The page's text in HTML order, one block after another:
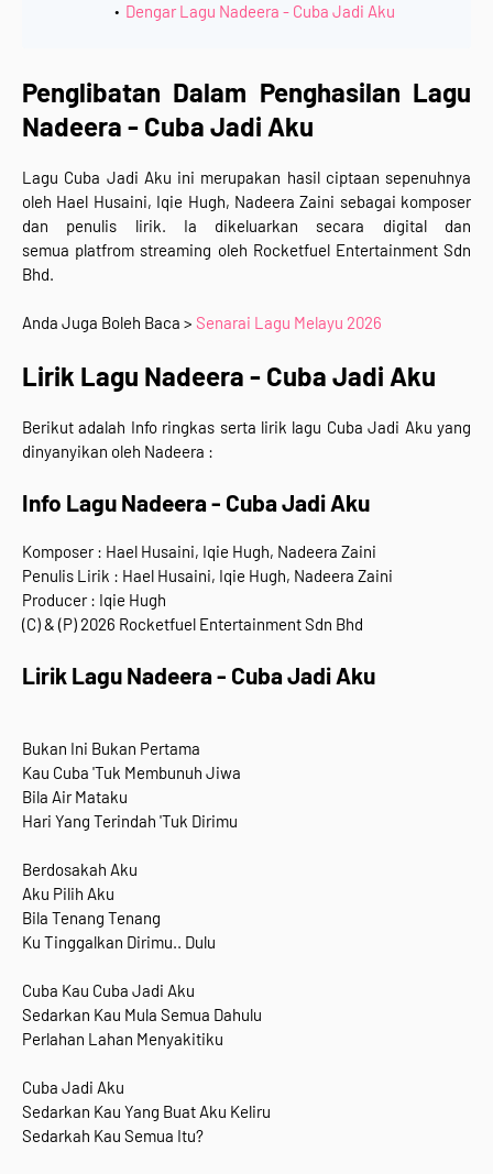
Dengar Lagu Nadeera - Cuba Jadi Aku
Penglibatan Dalam Penghasilan Lagu
Nadeera - Cuba Jadi Aku
Lagu Cuba Jadi Aku ini merupakan hasil ciptaan sepenuhnya
oleh Hael Husaini, Iqie Hugh, Nadeera Zaini sebagai komposer
dan penulis lirik. Ia dikeluarkan secara digital dan
semua platfrom streaming oleh Rocketfuel Entertainment Sdn
Bhd.
Anda Juga Boleh Baca > Senarai Lagu Melayu 2026
Lirik Lagu Nadeera - Cuba Jadi Aku
Berikut adalah Info ringkas serta lirik lagu Cuba Jadi Aku yang
dinyanyikan oleh Nadeera :
Info Lagu Nadeera - Cuba Jadi Aku
Komposer : Hael Husaini, Iqie Hugh, Nadeera Zaini
Penulis Lirik : ⁠Hael Husaini, Iqie Hugh, Nadeera Zaini
Producer : Iqie Hugh
(C) & (P) 2026 Rocketfuel Entertainment Sdn Bhd
Lirik Lagu Nadeera - Cuba Jadi Aku
Bukan Ini Bukan Pertama
Kau Cuba 'Tuk Membunuh Jiwa
Bila Air Mataku
Hari Yang Terindah 'Tuk Dirimu
Berdosakah Aku
Aku Pilih Aku
Bila Tenang Tenang
Ku Tinggalkan Dirimu.. Dulu
Cuba Kau Cuba Jadi Aku
Sedarkan Kau Mula Semua Dahulu
Perlahan Lahan Menyakitiku
Cuba Jadi Aku
Sedarkan Kau Yang Buat Aku Keliru
Sedarkah Kau Semua Itu?